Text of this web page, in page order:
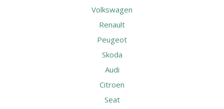
Volkswagen
Renault
Peugeot
Skoda
Audi
Citroen
Seat